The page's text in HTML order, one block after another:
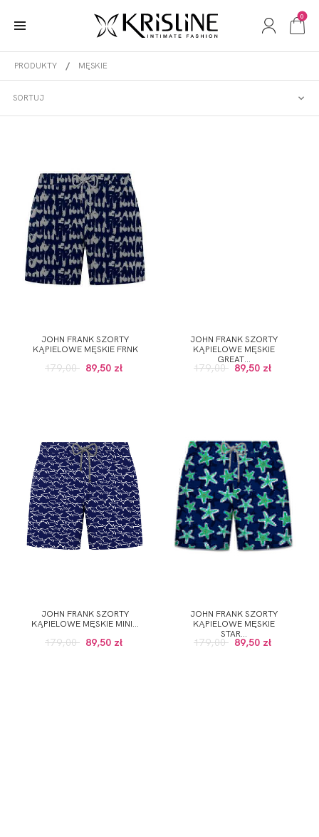
0
PRODUKTY MĘSKIE
SORTUJ
MĘSKIE
JOHN FRANK SZORTY
KĄPIELOWE MĘSKIE FRNK
179,00 89,50 zł
JOHN FRANK SZORTY
KĄPIELOWE MĘSKIE
GREAT...
179,00 89,50 zł
JOHN FRANK SZORTY
KĄPIELOWE MĘSKIE MINI...
179,00 89,50 zł
JOHN FRANK SZORTY
KĄPIELOWE MĘSKIE
STAR...
179,00 89,50 zł